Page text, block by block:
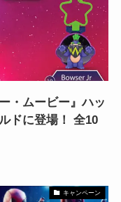
・ムービー』ハッ
ドに登場！ 全10
キャンペーン